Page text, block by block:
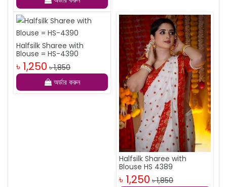
Halfsilk Sharee with
Blouse = HS-4390
৳ 1,250 ৳ 1,850
অর্ডার করুন
Halfsilk Sharee with
Blouse HS 4389
৳ 1,250 ৳ 1,850